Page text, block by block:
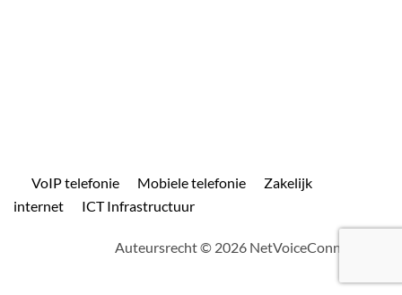
VoIP telefonie Mobiele telefonie
Zakelijk
internet
ICT Infrastructuur
Auteursrecht © 2026 NetVoiceConnect.com